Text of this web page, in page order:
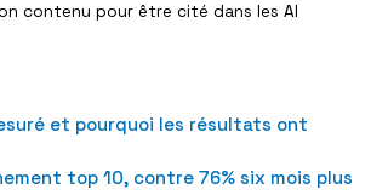
contenu pour être cité dans les AI
et pourquoi les résultats ont
top 10, contre 76% six mois plus